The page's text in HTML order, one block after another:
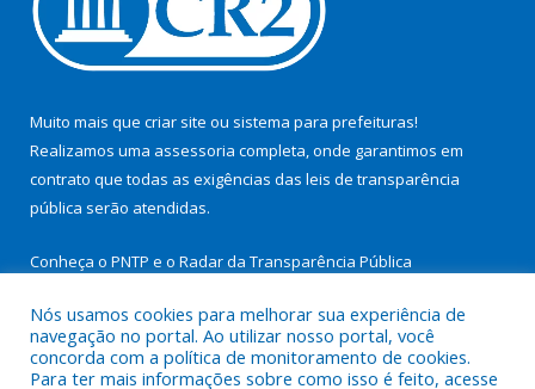
Muito mais que criar site ou sistema para prefeituras!
Realizamos uma assessoria completa, onde garantimos em
contrato que todas as exigências das leis de transparência
pública serão atendidas.
Conheça o PNTP e o Radar da Transparência Pública
Nós usamos cookies para melhorar sua experiência de
navegação no portal. Ao utilizar nosso portal, você
concorda com a política de monitoramento de cookies.
Para ter mais informações sobre como isso é feito, acesse